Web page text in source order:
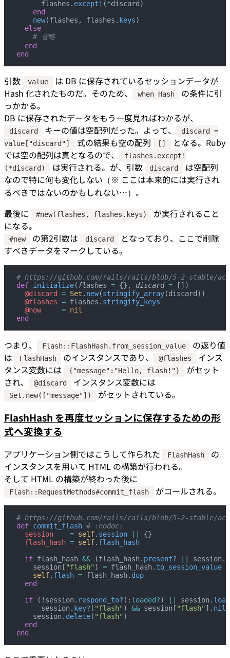
      flashes.
except! (*discard)
    end
    new
(flashes, flashes. keys)
  else
    # 省略
  end
end
引数 value
は DB に保存されているセッションデータが
Hash 化されたものだ。そのため、
when Hash
の条件に引
っかかる。
DB に保存されたデータをもう一度見ればわかるが、
discard キーの値は空配列だった。よって、
discard =
value["discard"]
式の結果も空の配列 []
となる。Ruby
では空の配列は真となるので、
flashes.except!
(*discard)
は実行される。が、引数 discard
は空配列
なので特に何も変化しない（※ ここは本来的には実行され
るべきではないのかもしれない…）。
最後に
#new(flashes, flashes.keys)
が実行されること
になる。
#new の第2引数は discard
となっており、ここで削除
すべきデータをマークしている。
# https://github.com/rails/rails/blob/5-2-stable/
def initialize( flashes = {}, discard = [])
  @discard
= Set . new(stringify_array(discard))
  @flashes
= flashes. stringify_keys
  @now
     =
nil
end
つまり、 Flash::FlashHash.from_session_value
の返り値
は
FlashHash のインスタンスであり、 @flashes
インス
タンス変数には
{"message":"Hello, flash!"}
がセット
され、
@discard インスタンス変数には
Set.new(["message"]) がセットされている。
FlashHash を再度セッションに保存するための形
式へ変換する
アプリケーション側ではこうして作られた FlashHash
の
インスタンスを用いて HTML の構築が行われる。
そして HTML の構築が終わった後に
Flash::RequestMethods#commit_flash がコールされる。
# https://github.com/rails/rails/blob/5-2-stable/
def commit_flash # :nodoc:
  session
    =
self. session
{}
  flash_hash
= self. flash_hash
  if
flash_hash && (flash_hash. present? session.
    session[
"flash" ] = flash_hash. to_session_value
    self
. flash = flash_hash. dup
  end
  if
(!session. respond_to? ( : loaded?) session.
      session.
key? ( "flash" ) && session[ "flash" ]. nil?
    session.
delete( "flash" )
  end
end